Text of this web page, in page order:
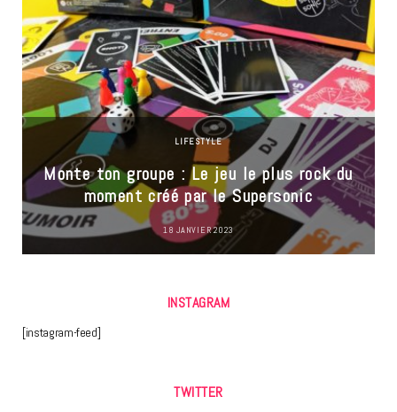
LIFESTYLE
Monte ton groupe : Le jeu le plus rock du
moment créé par le Supersonic
18 JANVIER 2023
INSTAGRAM
[instagram-feed]
TWITTER